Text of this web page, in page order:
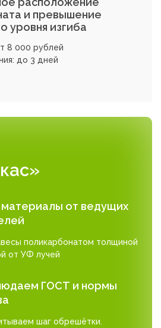
и превышение
уровня изгиба
8 000 рублей
до 3 дней
от ведущих
поликарбонатом толщиной
от УФ лучей
ГОСТ и нормы
шаг обрешётки.